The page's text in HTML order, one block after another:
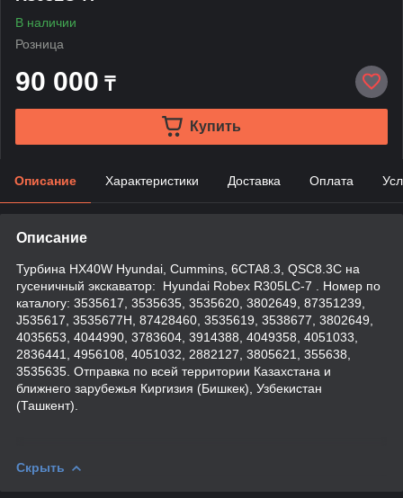
В наличии
Розница
90 000 ₸
Купить
Описание Характеристики Доставка Оплата
Описание
Турбина HX40W Hyundai, Cummins, 6CTA8.3, QSC8.3C на
гусеничный экскаватор: Hyundai Robex R305LC-7 . Номер по
каталогу: 3535617, 3535635, 3535620, 3802649, 87351239,
J535617, 3535677H, 87428460, 3535619, 3538677, 3802649,
4035653, 4044990, 3783604, 3914388, 4049358, 4051033,
2836441, 4956108, 4051032, 2882127, 3805621, 355638,
3535635. Отправка по всей территории Казахстана и
ближнего зарубежья Киргизия (Бишкек), Узбекистан
(Ташкент).
Скрыть